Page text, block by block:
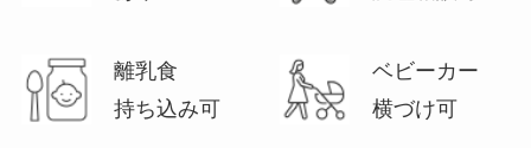
離乳食
持ち込み可
ベビーカー
横づけ可